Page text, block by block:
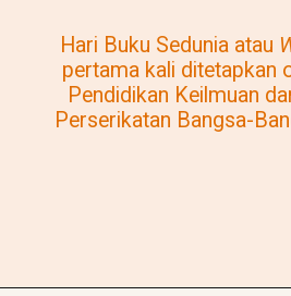
Hari Buku Sedunia atau
pertama kali ditetapkan
Pendidikan Keilmuan
Perserikatan Bangsa-